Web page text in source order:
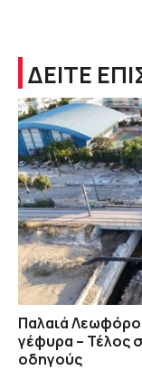
ΔΕΙΤΕ
Παλαιά
γέφυρα – Τέλος
οδηγούς